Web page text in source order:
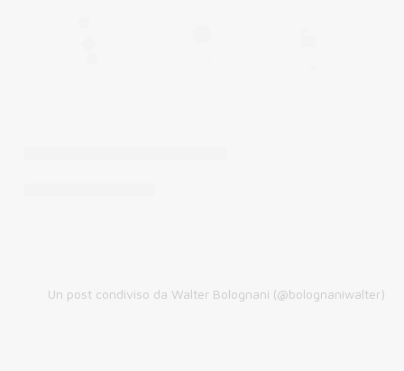
Un post condiviso da Walter Bolognani (@bolognaniwalter)